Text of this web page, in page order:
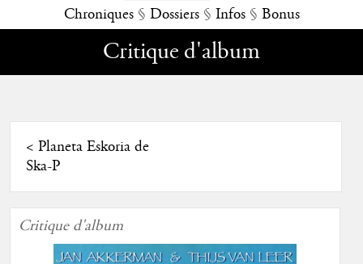
Chroniques § Dossiers § Infos § Bonus
Critique d'album
< Planeta Eskoria de
Ska-P
Critique d'album